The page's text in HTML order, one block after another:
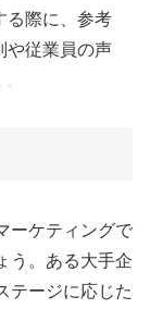
る際に、参考
や従業員の声
ーケティングで
う。ある大手企
テージに応じた